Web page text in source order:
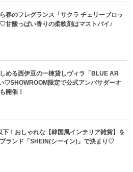
春のフレグランス「サクラ チェリーブロッ
甘酸っぱい香りの柔軟剤はマストバイ♪
める西伊豆の一棟貸しヴィラ「BLUE AR
♡SHOWROOM限定で公式アンバサダーオ
開催！
！おしゃれな【韓国風インテリア雑貨】を
ランド「SHEIN(シーイン)」で決まり♡